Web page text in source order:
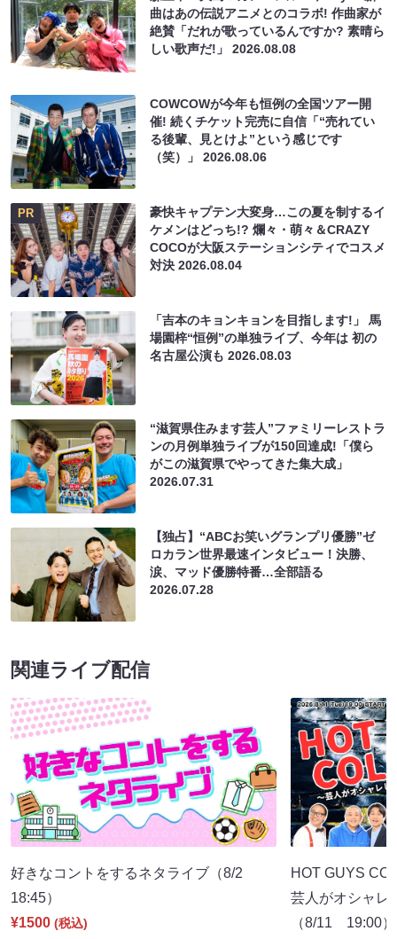
曲はあの伝説アニメとのコラボ! 作曲家が
絶賛「だれが歌っているんですか? 素晴ら
しい歌声だ!」2026.08.08
COWCOWが今年も恒例の全国ツアー開
催! 続くチケット完売に自信「“売れてい
る後輩、見とけよ”という感じです
（笑）」2026.08.06
PR
豪快キャプテン大変身…この夏を制するイ
ケメンはどっち!? 爛々・萌々＆CRAZY
COCOが大阪ステーションシティでコスメ
対決2026.08.04
「吉本のキョンキョンを目指します!」 馬
場園梓“恒例”の単独ライブ、今年は 初の
名古屋公演も2026.08.03
“滋賀県住みます芸人”ファミリーレストラ
ンの月例単独ライブが150回達成!「僕ら
がこの滋賀県でやってきた集大成」
2026.07.31
【独占】“ABCお笑いグランプリ優勝”ゼ
ロカラン世界最速インタビュー！決勝、
涙、マッド優勝特番…全部語る
2026.07.28
関連ライブ配信
好きなコントをするネタライブ（8/2
18:45）
¥1500 (税込)
HOT GUYS
芸人がオシャレ
（8/11 19:00）